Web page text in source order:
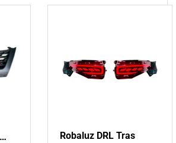
Robaluz DRL Tras